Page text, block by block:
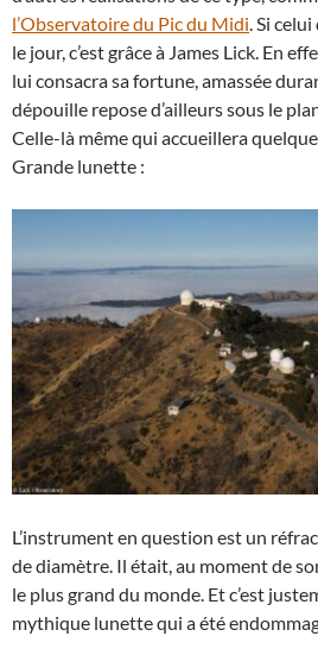
l’Observatoire du Pic du Midi. Si
le jour, c’est grâce à James Lick. En
lui consacra sa fortune, amassée
dépouille repose d’ailleurs sous le
Celle-là même qui accueillera
Grande lunette :
L’instrument en question est un
de diamètre. Il était, au moment de
le plus grand du monde. Et c’est
mythique lunette qui a été